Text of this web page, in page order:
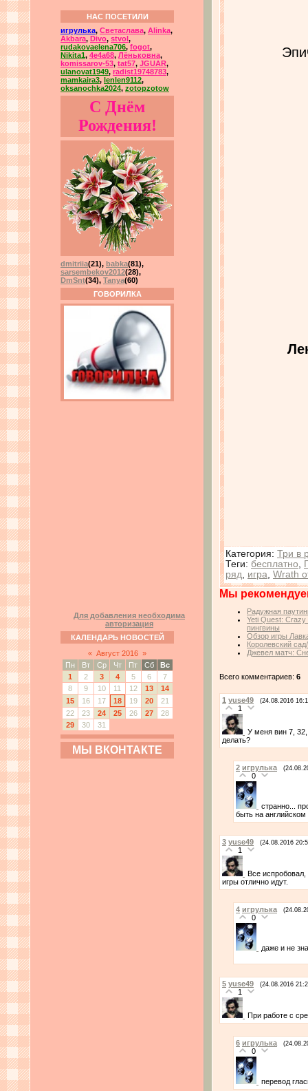
НАС ПОСЕТИЛИ
игрулька, Светаслава, Alinka,
Akbara, Divo, stvol ,
rudakovaelena706, fogot,
Nikita1, 4e4a68, Лёньковна,
komissarov-53, tat57, JGUAR,
ulanovat1949, radist19748783,
mamkaira3, lenlen9112,
oksanochka2024, zotopzotow
С Днём
Рождения!
dmitriia(21), babka(81),
sarsembekov2012(28),
DmSnt(34), Tanya(60)
ГОВОРИЛКА
Для добавления необходима
авторизация
КАЛЕНДАРЬ НОВОСТЕЙ
« Август 2016 »
Пн
Вт Ср Чт Пт Сб
Вс
1
2 3 4 5 6
7
8
9 10 11 12 13
14
15
16 17 18 19 20
21
22
23 24 25 26 27
28
29
30 31
МЫ ВКОНТАКТЕ
Категория: Три в
Теги: бесплатно
ряд
игра Wrath
Мы
Радужная
Yeti Quest:
пингвины
Обзор игры
Королевский
Джевел матч:
Всего комментариев: 6
1 yuse49 (24.08.2016
1
У меня вин 7, 32,
делать?
2 игрулька
0
странно...
быть на английском
3 yuse49 (24.08.2016
1
Все испробовал,
игры отлично идут.
4 игрулька
0
даже и не
5 yuse49 (24.08.2016
1
При работе с
6 игрулька
0
перевод